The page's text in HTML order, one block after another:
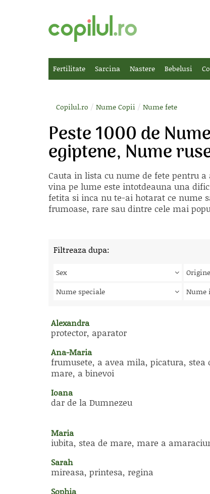
Fertilitate Sarcina Nastere Bebelusi
Copilul.ro / Nume Copii / Nume fete
Peste 1000 de
egiptene, Nume
Cauta in lista cu nume de fete pentru a
vina pe lume este intotdeauna una
fetita si inca nu te-ai hotarat ce nume
frumoase, rare sau dintre cele mai
Filtreaza dupa:
Sex
Nume speciale
Nume
Alexandra
protector, aparator
Ana-Maria
frumusete, a avea mila, picatura, stea
mare, a binevoi
Ioana
dar de la Dumnezeu
Maria
iubita, stea de mare, mare a
Sarah
mireasa, printesa, regina
Sophia